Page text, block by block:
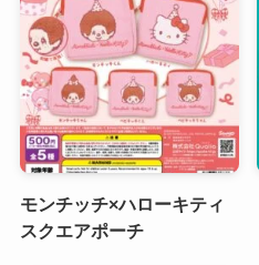
モンチッチ×ハローキティ
スクエアポーチ